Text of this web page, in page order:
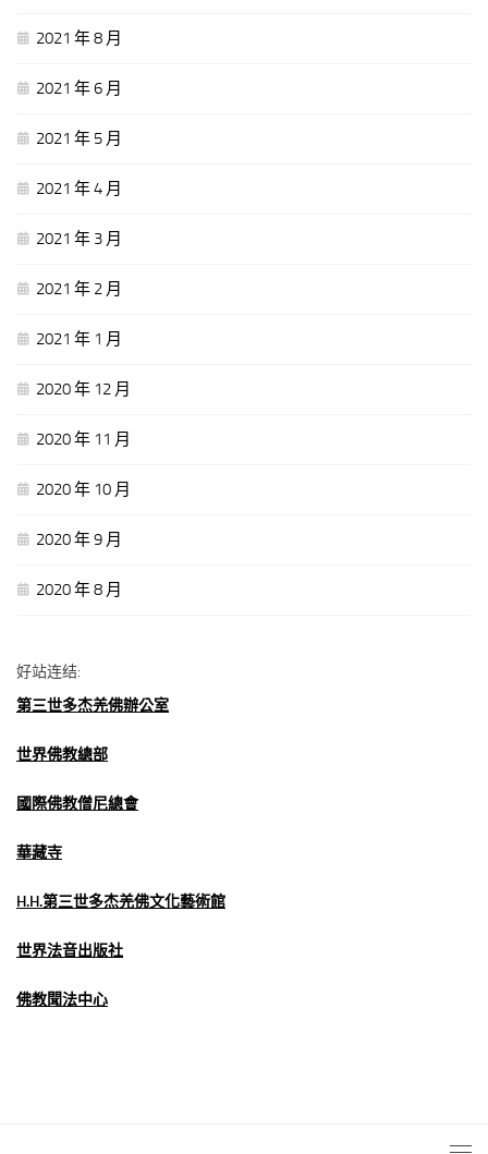
2021 年 8 月
2021 年 6 月
2021 年 5 月
2021 年 4 月
2021 年 3 月
2021 年 2 月
2021 年 1 月
2020 年 12 月
2020 年 11 月
2020 年 10 月
2020 年 9 月
2020 年 8 月
好站连结:
第三世多杰羌佛辦公室
世界佛教總部
國際佛教僧尼總會
華藏寺
H.H.第三世多杰羌佛文化藝術館
世界法音出版社
佛教聞法中心